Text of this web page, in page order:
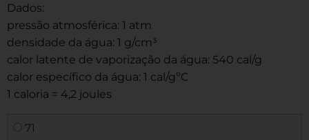
Dados:
pressão atmosférica: 1 atm
densidade da água: 1 g/cm³
calor latente de vaporização da água: 540 cal/g
calor específico da água: 1 cal/gºC
1 caloria = 4,2 joules
71